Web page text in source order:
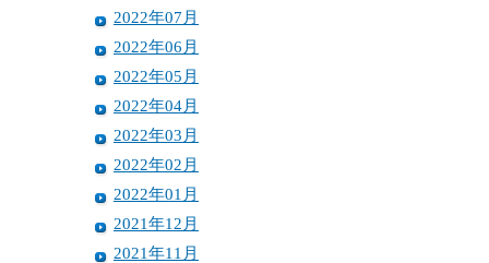
2022年07月
2022年06月
2022年05月
2022年04月
2022年03月
2022年02月
2022年01月
2021年12月
2021年11月